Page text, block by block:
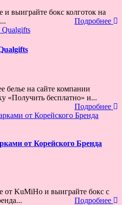
и выиграйте бокс колготок на
Подробнее
белье на сайте компании
«Получить бесплатно» и...
Подробнее
от Корейского Бренда
от KuMiHo и выиграйте бокс с
Подробнее